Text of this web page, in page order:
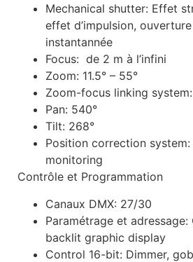
Mechanical shutter: Effet
effet d’impulsion,
instantannée
Focus: de 2 m à l’infini
Zoom: 11.5° – 55°
Zoom-focus linking
Pan: 540°
Tilt: 268°
Position correction
monitoring
Contrôle et Programmation
Canaux DMX: 27/30
Paramétrage et
backlit graphic display
Control 16-bit: Dimmer,